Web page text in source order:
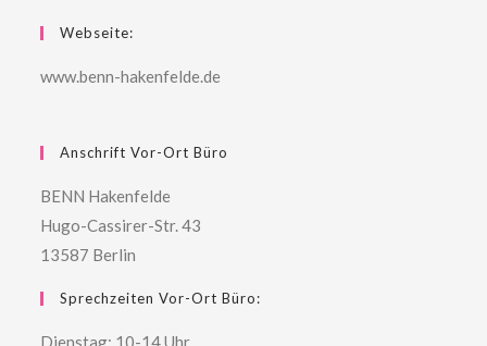
Webseite:
www.benn-hakenfelde.de
Anschrift Vor-Ort Büro
BENN Hakenfelde
Hugo-Cassirer-Str. 43
13587 Berlin
Sprechzeiten Vor-Ort Büro:
Dienstag: 10-14 Uhr